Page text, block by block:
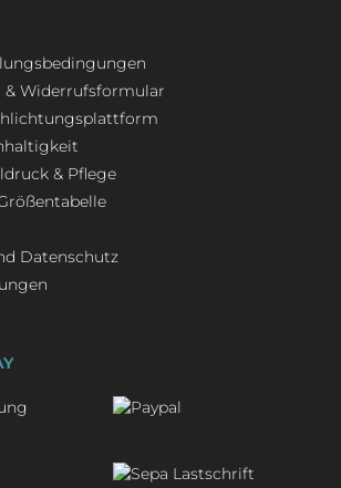
Widerrufsformular
& Pflege
Datenschutz